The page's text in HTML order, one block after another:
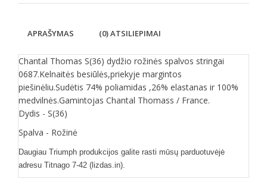
APRAŠYMAS (0) ATSILIEPIMAI
Chantal Thomas S(36) dydžio rožinės spalvos stringai
0687.Kelnaitės besiūlės,priekyje margintos
piešinėliu.Sudėtis 74% poliamidas ,26% elastanas ir 100%
medvilnės.Gamintojas Chantal Thomass / France.
Dydis - S(36)
Spalva - Rožinė
Daugiau Triumph produkcijos galite rasti mūsų parduotuvėjė
adresu Titnago 7-42 (lizdas.in).